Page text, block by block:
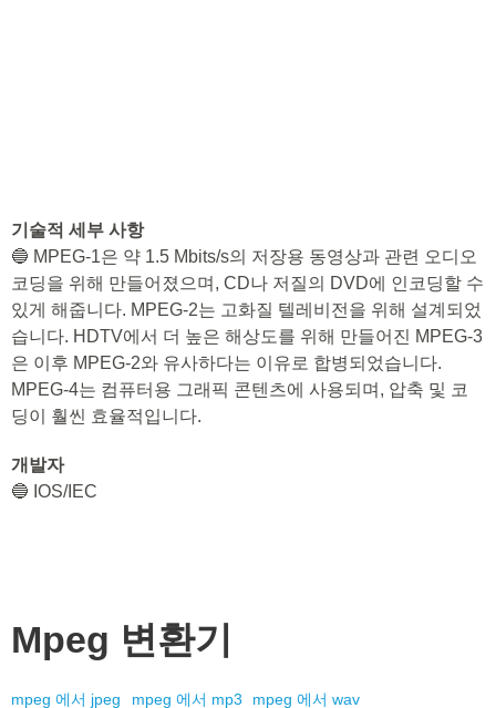
기술적 세부 사항
🔵 MPEG-1은 약 1.5 Mbits/s의 저장용 동영상과 관련 오디오
코딩을 위해 만들어졌으며, CD나 저질의 DVD에 인코딩할 수
있게 해줍니다. MPEG-2는 고화질 텔레비전을 위해 설계되었
습니다. HDTV에서 더 높은 해상도를 위해 만들어진 MPEG-3
은 이후 MPEG-2와 유사하다는 이유로 합병되었습니다.
MPEG-4는 컴퓨터용 그래픽 콘텐츠에 사용되며, 압축 및 코
딩이 훨씬 효율적입니다.
개발자
🔵 IOS/IEC
Mpeg 변환기
mpeg 에서 jpeg mpeg 에서 mp3 mpeg 에서 wav